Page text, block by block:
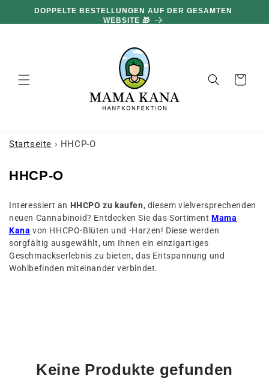
und zumDOPPELTE BESTELLUNGEN AUF DER GESAMTEN
WEBSITE 🎁
Warenkorb
Startseite › HHCP-O
S
m
m
l
u
n
HHCP-O
Interessiert an HHCPO zu kaufen, diesem vielversprechenden
neuen Cannabinoid? Entdecken Sie das SortimentMama
Kana von HHCPO-Blüten und -Harzen! Diese werden
sorgfältig ausgewählt, um Ihnen ein einzigartiges
Geschmackserlebnis zu bieten, das Entspannung und
Wohlbefinden miteinander verbindet.
Keine Produkte gefunden